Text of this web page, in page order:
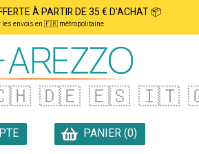
À PARTIR DE 35 € D'ACHAT 📦
les envois en 🇫🇷 métropolitaine
🇩🇪 🇪🇸 🇮🇹
PANIER (0)